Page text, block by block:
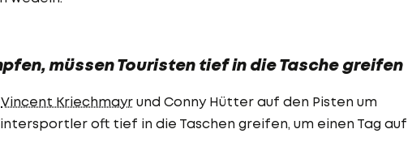
müssen Touristen tief in die Tasche greifen
Vincent Kriechmayr und Conny Hütter auf den Pisten um
oft tief in die Taschen greifen, um einen Tag auf